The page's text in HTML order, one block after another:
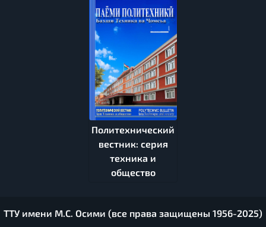
Политехнический
вестник: серия
техника и
общество
ТТУ имени М.С. Осими (все права защищены 1956-2025)